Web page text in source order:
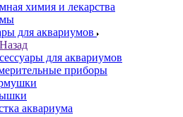
химия и лекарства
для аквариумов
Назад
для аквариумов
приборы
аквариума